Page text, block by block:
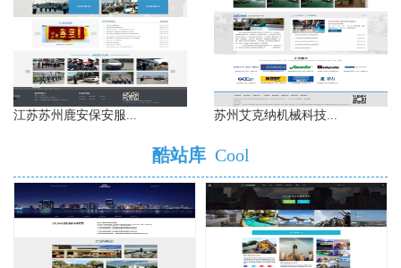
江苏苏州鹿安保安服... 苏州艾克纳机械科技...
酷站库 Cool